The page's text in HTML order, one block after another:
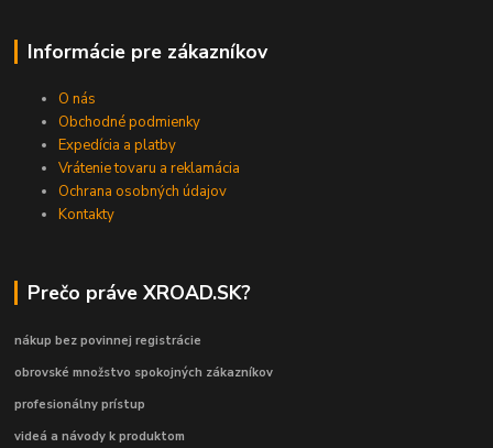
Informácie pre zákazníkov
O nás
Obchodné podmienky
Expedícia a platby
Vrátenie tovaru a reklamácia
Ochrana osobných údajov
Kontakty
Prečo práve XROAD.SK?
nákup bez povinnej registrácie
obrovské množstvo spokojných zákazníkov
profesionálny prístup
videá a návody k produktom